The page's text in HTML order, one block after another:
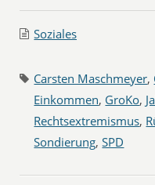
Soziales
Carsten Maschmeyer,
Einkommen, GroKo,
Rechtsextremismus,
Sondierung,SPD